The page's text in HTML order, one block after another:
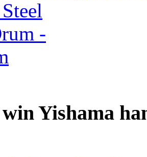
Yishama